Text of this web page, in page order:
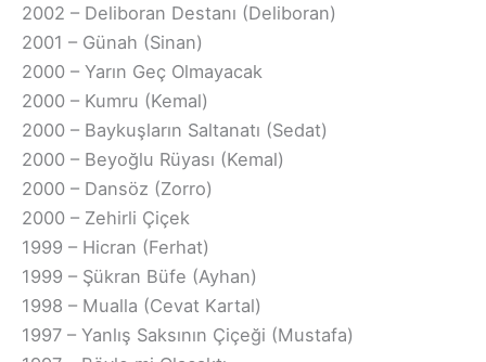
2002 – Deliboran Destanı (Deliboran)
2001 – Günah (Sinan)
2000 – Yarın Geç Olmayacak
2000 – Kumru (Kemal)
2000 – Baykuşların Saltanatı (Sedat)
2000 – Beyoğlu Rüyası (Kemal)
2000 – Dansöz (Zorro)
2000 – Zehirli Çiçek
1999 – Hicran (Ferhat)
1999 – Şükran Büfe (Ayhan)
1998 – Mualla (Cevat Kartal)
1997 – Yanlış Saksının Çiçeği (Mustafa)